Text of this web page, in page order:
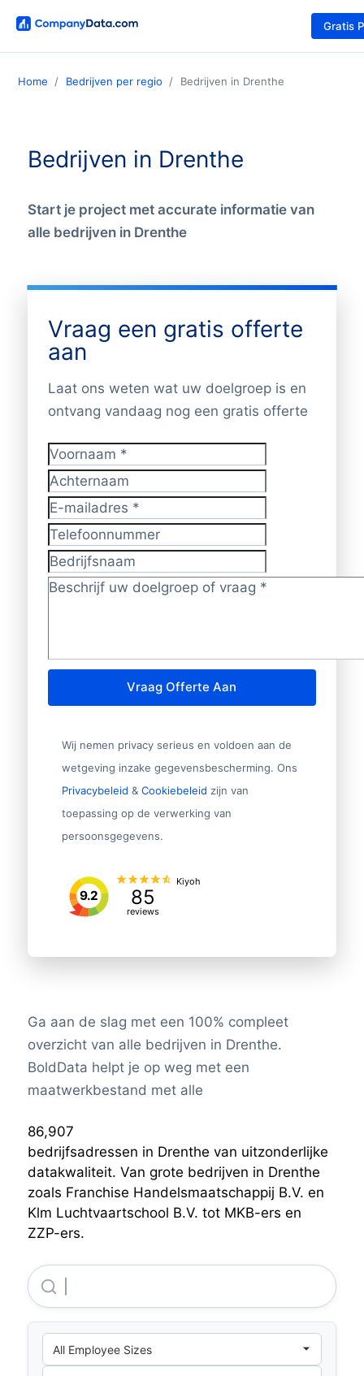
Gratis
Home Bedrijven per regio Bedrijven in Drenthe
Bedrijven in Drenthe
Start je project met accurate informatie van
alle bedrijven in Drenthe
Vraag een gratis offerte
aan
Laat ons weten wat uw doelgroep is en
ontvang vandaag nog een gratis offerte
Voornaam*
Achternaam
E-mailadres*
Telefoonnummer
Bedrijfsnaam
Doelgroep/vraag?
*
Vraag Offerte Aan
Wij nemen privacy serieus en voldoen aan de
wetgeving inzake gegevensbescherming. Ons
Privacybeleid & Cookiebeleid zijn van
toepassing op de verwerking van
persoonsgegevens.
9.2 85
reviews
Kiyoh
Ga aan de slag met een 100% compleet
overzicht van alle bedrijven in Drenthe.
BoldData helpt je op weg met een
maatwerkbestand met alle
86,907
bedrijfsadressen in Drenthe van uitzonderlijke
datakwaliteit. Van grote bedrijven in Drenthe
zoals Franchise Handelsmaatschappij B.V. en
Klm Luchtvaartschool B.V. tot MKB-ers en
ZZP-ers.